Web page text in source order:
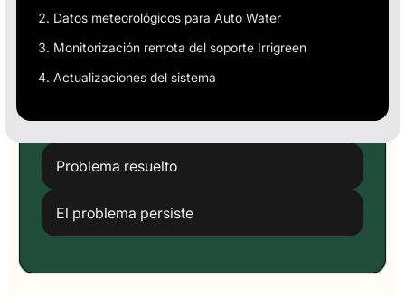
Datos meteorológicos para Auto Water
Monitorización remota del soporte Irrigreen
Actualizaciones del sistema
Problema resuelto
El problema persiste